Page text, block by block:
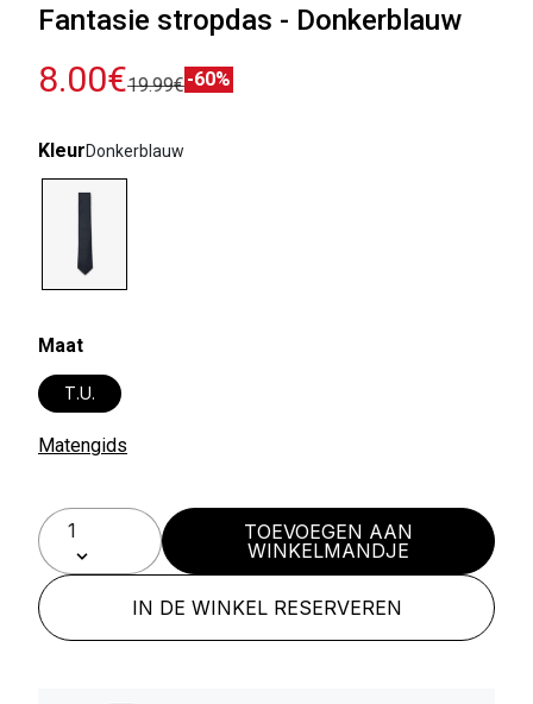
Fantasie stropdas - Donkerblauw
8.00€19.99€-60%
KleurDonkerblauw
Maat
T.U.
Matengids
TOEVOEGEN AAN
WINKELMANDJE
IN DE WINKEL RESERVEREN